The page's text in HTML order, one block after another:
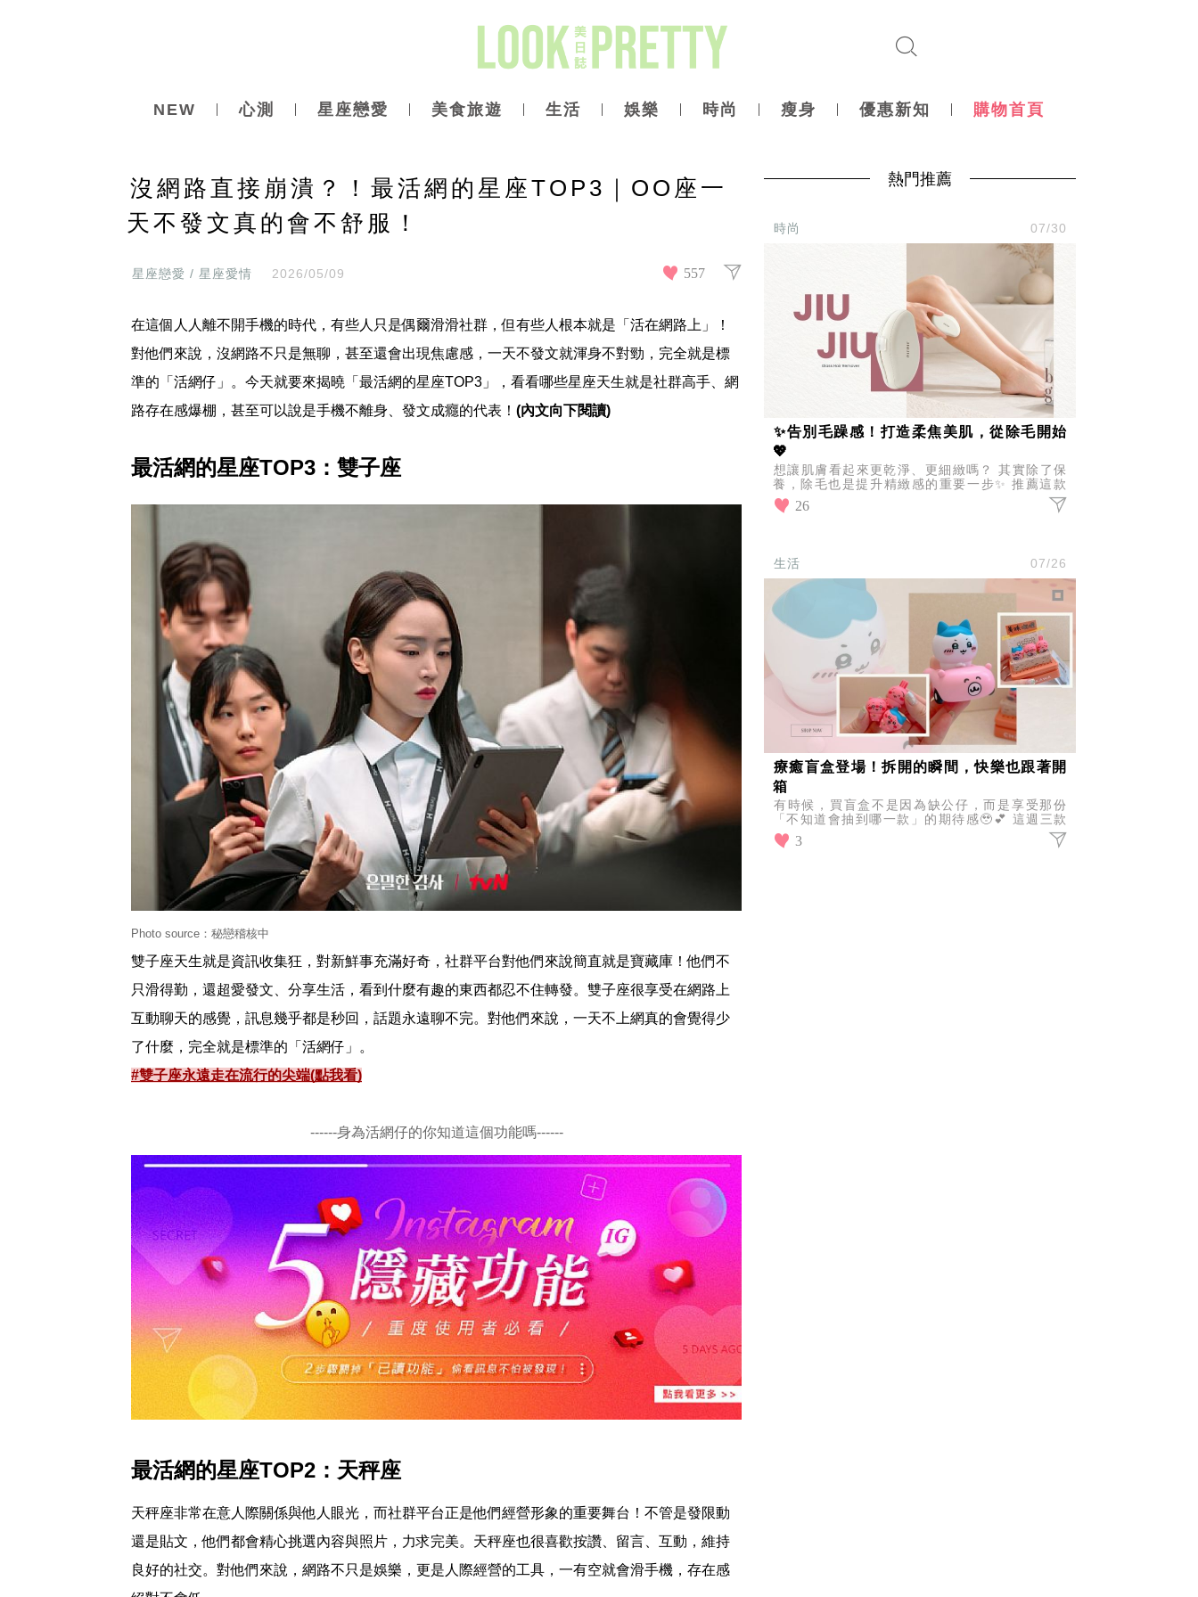
NEW 心測 星座戀愛 美食旅遊 生活 娛樂 時尚 瘦身 優惠新知 購物首頁
沒網路直接崩潰？！最活網的星座TOP3｜OO座一
天不發文真的會不舒服！
星座戀愛 / 星座愛情 2026/05/09 557
在這個人人離不開手機的時代，有些人只是偶爾滑滑社群，但有些人根本就是「活在網路上」！
對他們來說，沒網路不只是無聊，甚至還會出現焦慮感，一天不發文就渾身不對勁，完全就是標
準的「活網仔」。今天就要來揭曉「最活網的星座TOP3」，看看哪些星座天生就是社群高手、網
路存在感爆棚，甚至可以說是手機不離身、發文成癮的代表！ (內文向下閱讀)
最活網的星座TOP3：雙子座
Photo source：秘戀稽核中
雙子座天生就是資訊收集狂，對新鮮事充滿好奇，社群平台對他們來說簡直就是寶藏庫！他們不
只滑得勤，還超愛發文、分享生活，看到什麼有趣的東西都忍不住轉發。雙子座很享受在網路上
互動聊天的感覺，訊息幾乎都是秒回，話題永遠聊不完。對他們來說，一天不上網真的會覺得少
了什麼，完全就是標準的「活網仔」。
#雙子座永遠走在流行的尖端(點我看)
------身為活網仔的你知道這個功能嗎------
最活網的星座TOP2：天秤座
天秤座非常在意人際關係與他人眼光，而社群平台正是他們經營形象的重要舞台！不管是發限動
還是貼文，他們都會精心挑選內容與照片，力求完美。天秤座也很喜歡按讚、留言、互動，維持
良好的社交。對他們來說，網路不只是娛樂，更是人際經營的工具，一有空就會滑手機，存在感
熱門推薦
時尚 07/30
✨告別毛躁感！打造柔焦美肌，從除毛開始
💖
想讓肌膚看起來更乾淨、更細緻嗎？ 其實除了保
養，除毛也是提升精緻感的重要一步✨ 推薦這款
—— JIUJIU 親親柔焦淨膚除毛器 不只是除毛，
更是讓肌膚看起來
26
生活 07/26
療癒盲盒登場！拆開的瞬間，快樂也跟著開
箱
有時候，買盲盒不是因為缺公仔，而是享受那份
「不知道會抽到哪一款」的期待感🥹💕 這週三款
超人氣IP盲盒報到，不管你是哪一派，都有機會抽
到你的命定收藏！
3